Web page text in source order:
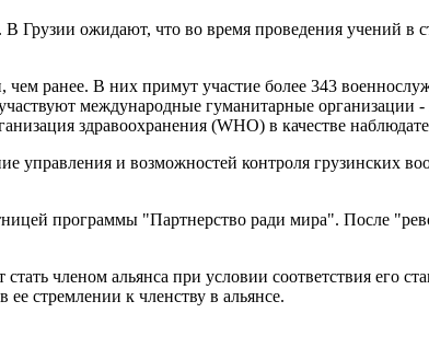
Грузии ожидают, что во время проведения учений в
ранее. В них примут участие более 343
международные гуманитарные
здравоохранения (WHO) в качестве
управления и возможностей контроля грузинских
программы "Партнерство ради мира". После
членом альянса при условии соответствия его
стремлении к членству в альянсе.